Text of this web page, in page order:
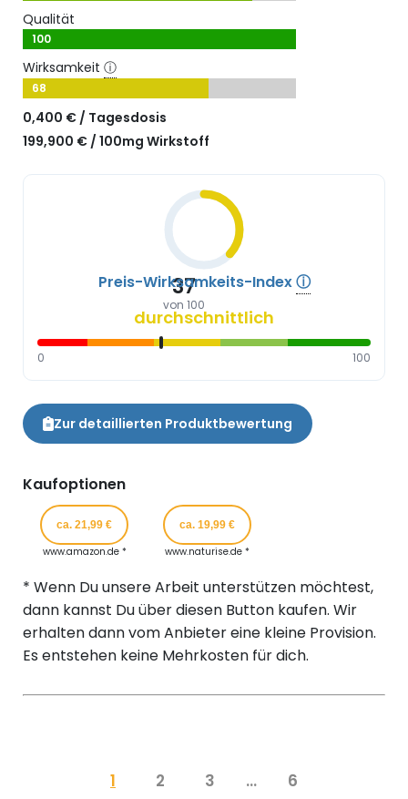
Qualität
100
Wirksamkeit ⓘ
68
0,400 € / Tagesdosis
199,900 € / 100mg Wirkstoff
37
von 100
Preis-Wirksamkeits-Indexⓘ
durchschnittlich
0 100
Zur detaillierten Produktbewertung
Kaufoptionen
ca. 21,99 €
www.amazon.de *
ca. 19,99 €
www.naturise.de *
* Wenn Du unsere Arbeit unterstützen möchtest,
dann kannst Du über diesen Button kaufen. Wir
erhalten dann vom Anbieter eine kleine Provision.
Es entstehen keine Mehrkosten für dich.
1 2 3 ... 6